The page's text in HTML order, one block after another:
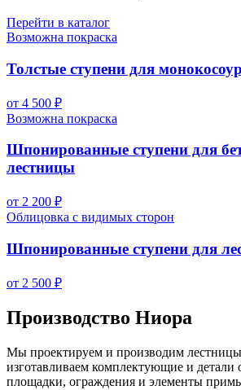
Перейти в каталог
Возможна покраска
Толстые ступени для
от 4 500 ₽
Возможна покраска
Шпонированные ступени для
лестницы
от 2 200 ₽
Облицовка с видимых сторон
Шпонированные ступени для
от 2 500 ₽
Производство Ниора
Мы проектируем и производим
изготавливаем комплектующие и детали
площадки, ограждения и элементы